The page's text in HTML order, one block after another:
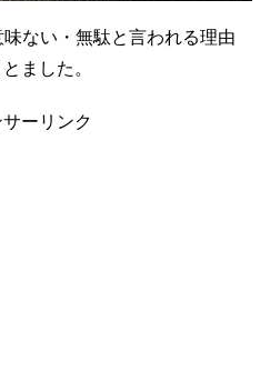
ない・無駄と言われる理由
ました。
ーリンク